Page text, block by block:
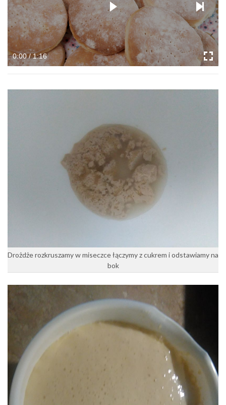
0:00 / 1:16
Drożdże rozkruszamy w miseczce łączymy z cukrem i odstawiamy na
bok